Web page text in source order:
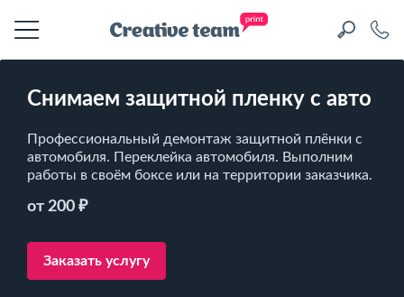
Снимаем защитной пленку с авто
Профессиональный демонтаж защитной плёнки с
автомобиля. Переклейка автомобиля. Выполним
работы в своём боксе или на территории заказчика.
от 200 ₽
Заказать услугу